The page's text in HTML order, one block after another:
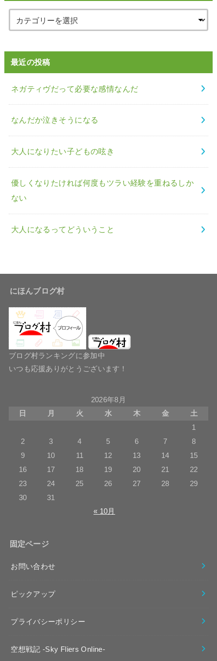
最近の投稿
ネガティヴだって必要な感情なんだ
なんだか泣きそうになる
大人になりたい子どもの呟き
優しくなりたければ何度もツラい経験を重ねるしか
ない
大人になるってどういうこと
にほんブログ村
ブログ村ランキングに参加中
いつも応援ありがとうございます！
2026年8月
日
月 火 水 木 金
土
1
2
3 4 5 6 7
8
9
10 11 12 13 14
15
16
17 18 19 20 21
22
23
24 25 26 27 28
29
30
31
« 10月
固定ページ
お問い合わせ
ピックアップ
プライバシーポリシー
空想戦記 -Sky Fliers Online-